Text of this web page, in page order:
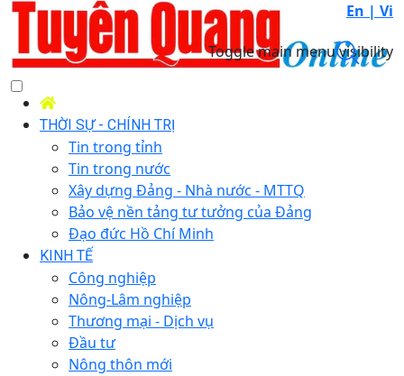
En | Vi
Toggle main menu visibility
THỜI SỰ - CHÍNH TRỊ
Tin trong tỉnh
Tin trong nước
Xây dựng Đảng - Nhà nước - MTTQ
Bảo vệ nền tảng tư tưởng của Đảng
Đạo đức Hồ Chí Minh
KINH TẾ
Công nghiệp
Nông-Lâm nghiệp
Thương mại - Dịch vụ
Đầu tư
Nông thôn mới